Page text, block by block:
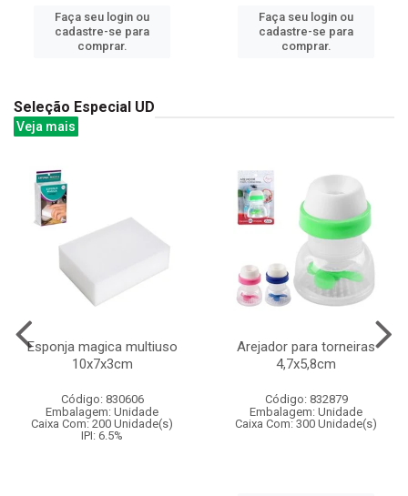
Faça seu login ou
cadastre-se para
comprar.
Faça seu login ou
cadastre-se para
comprar.
Seleção Especial UD
Veja mais
Esponja magica multiuso
10x7x3cm
Código: 830606
Embalagem: Unidade
Caixa Com: 200 Unidade(s)
IPI: 6.5%
Arejador para torneiras
4,7x5,8cm
Código: 832879
Embalagem: Unidade
Caixa Com: 300 Unidade(s)